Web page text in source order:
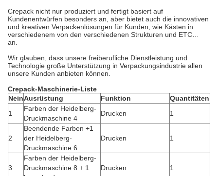
Crepack nicht nur produziert und fertigt basiert auf
Kundenentwürfen besonders an, aber bietet auch die innovativen
und kreativen Verpackenlösungen für Kunden, wie Kästen in
verschiedenem von den verschiedenen Strukturen und ETC…
an.
Wir glauben, dass unsere freiberufliche Dienstleistung und
Technologie große Unterstützung in Verpackungsindustrie allen
unsere Kunden anbieten können.
Crepack-Maschinerie-Liste
NeinAusrüstung Funktion
Quantitäten
1
Farben der Heidelberg-
Druckmaschine 4
Drucken 1
2
Beendende Farben +1
der Heidelberg-
Druckmaschine 6
Drucken 1
3
Farben der Heidelberg-
Druckmaschine 8 + 1
Drucken 1